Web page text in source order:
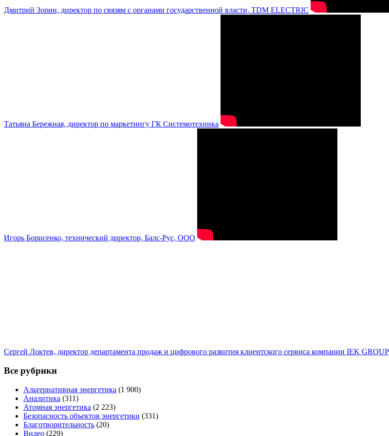
Дмитрий Зорин, директор по связям с органами государственной власти, TDM ELECTRIC
Татьяна Бережная, директор по маркетингу ГК Системотехника
Игорь Борисенко, технический директор, Балс-Рус, ООО
Сергей Локтев, директор департамента продаж и цифрового развития клиентского сервиса компании IEK GROUP
Все рубрики
Альтернативная энергетика (1 900)
Аналитика (311)
Атомная энергетика (2 223)
Безопасность объектов энергетики (331)
Благотворительность (20)
Видео (229)